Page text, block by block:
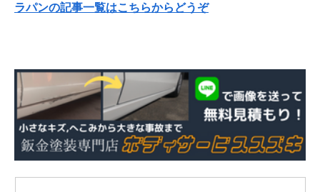
ラパンの記事一覧はこちらからどうぞ